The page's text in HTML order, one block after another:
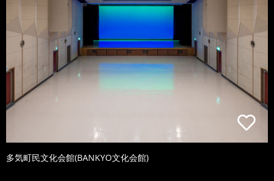
多気町民文化会館(BANKYO文化会館)